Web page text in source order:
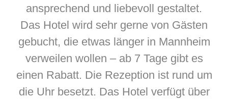
ansprechend und liebevoll gestaltet.
Das Hotel wird sehr gerne von Gästen
gebucht, die etwas länger in Mannheim
verweilen wollen – ab 7 Tage gibt es
einen Rabatt. Die Rezeption ist rund um
die Uhr besetzt. Das Hotel verfügt über